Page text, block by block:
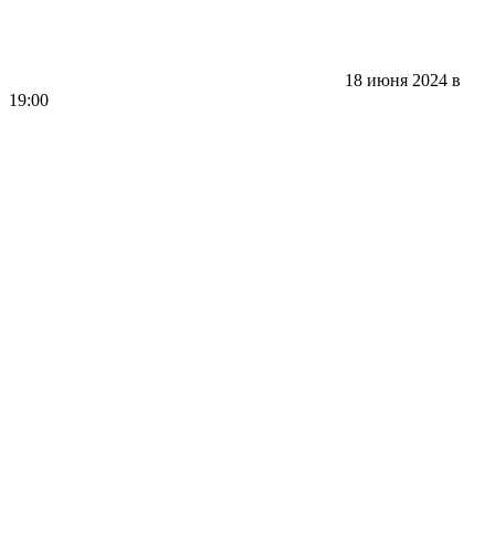
18 июня 2024 в
19:00